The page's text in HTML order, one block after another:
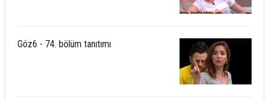
Göz6 - 74. bölüm tanıtımı